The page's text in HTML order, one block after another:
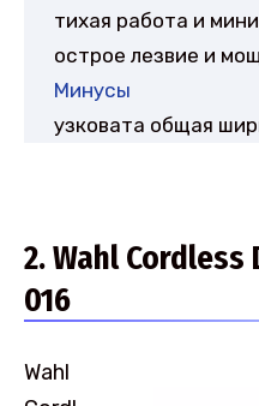
тихая работа и
острое лезвие и
Минусы
узковата общая
2. Wahl Cordless
016
Wahl